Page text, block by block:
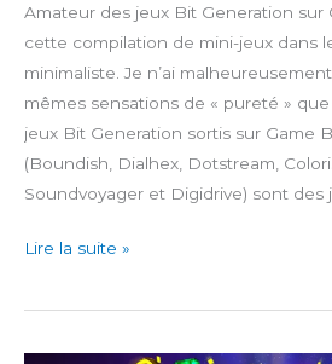
Amateur des jeux Bit Generation sur
cette compilation de mini-jeux dans
minimaliste. Je n’ai
mêmes sensations de « pureté »
jeux Bit Generation sortis sur Game
(Boundish, Dialhex, Dotstream,
Soundvoyager et Digidrive) sont des
Bit.Trip
Lire la suite »